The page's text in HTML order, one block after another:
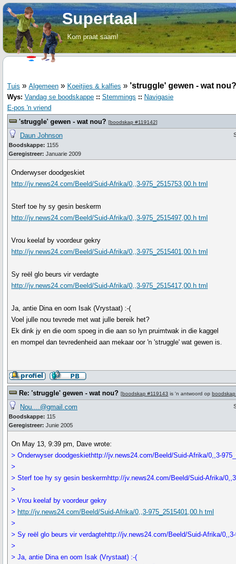
Supertaal
Kom praat saam!
Tuis » Algemeen » Koeitjies & kalfies » 'struggle' gewen - wat nou?
Wys: Vandag se boodskappe :: Stemmings :: Navigasie
E-pos 'n vriend
'struggle' gewen - wat nou? [boodskap #119142]
Daun Johnson
Boodskappe: 1155
Geregistreer: Januarie 2009
Onderwyser doodgeskiet
http://jv.news24.com/Beeld/Suid-Afrika/0,,3-975_2515753,00.h tml
Sterf toe hy sy gesin beskerm
http://jv.news24.com/Beeld/Suid-Afrika/0,,3-975_2515497,00.h tml
Vrou keelaf by voordeur gekry
http://jv.news24.com/Beeld/Suid-Afrika/0,,3-975_2515401,00.h tml
Sy reël glo beurs vir verdagte
http://jv.news24.com/Beeld/Suid-Afrika/0,,3-975_2515417,00.h tml
Ja, antie Dina en oom Isak (Vrystaat) :-(
Voel julle nou tevrede met wat julle bereik het?
Ek dink jy en die oom spoeg in die aan so lyn pruimtwak in die kaggel
en mompel dan tevredenheid aan mekaar oor 'n 'struggle' wat gewen is.
Re: 'struggle' gewen - wat nou? [boodskap #119143 is 'n antwoord op
Nou....@gmail.com
Boodskappe: 115
Geregistreer: Junie 2005
On May 13, 9:39 pm, Dave wrote:
> Onderwyser doodgeskiethttp://jv.news24.com/Beeld/Suid-Afrika/0,,3-
>
> Sterf toe hy sy gesin beskermhttp://jv.news24.com/Beeld/Suid-Afrika/
>
> Vrou keelaf by voordeur gekry
> http://jv.news24.com/Beeld/Suid-Afrika/0,,3-975_2515401,00.h tml
>
> Sy reël glo beurs vir verdagtehttp://jv.news24.com/Beeld/Suid-Afrika/0,,3-
>
> Ja, antie Dina en oom Isak (Vrystaat) :-(